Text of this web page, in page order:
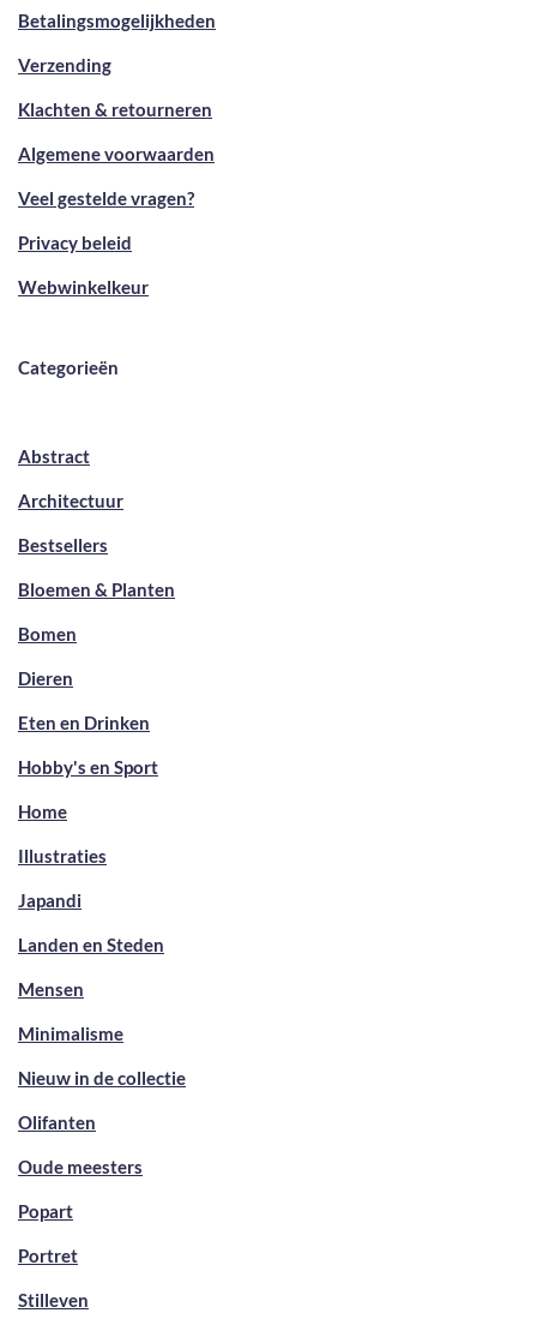
Betalingsmogelijkheden
Verzending
Klachten & retourneren
Algemene voorwaarden
Veel gestelde vragen?
Privacy beleid
Webwinkelkeur
Categorieën
Abstract
Architectuur
Bestsellers
Bloemen & Planten
Bomen
Dieren
Eten en Drinken
Hobby's en Sport
Home
Illustraties
Japandi
Landen en Steden
Mensen
Minimalisme
Nieuw in de collectie
Olifanten
Oude meesters
Popart
Portret
Stilleven